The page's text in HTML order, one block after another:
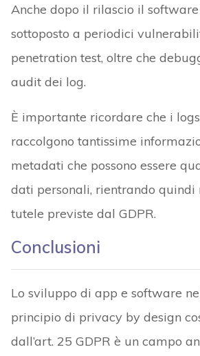
Anche dopo il rilascio il
sottoposto a periodici
penetration test, oltre che
audit dei log.
È importante ricordare che i logs
raccolgono tantissime
metadati che possono essere
dati personali, rientrando quindi
tutele previste dal GDPR.
Conclusioni
Lo sviluppo di app e software
principio di privacy by design
dall’art. 25 GDPR è un campo